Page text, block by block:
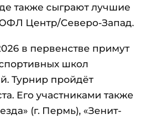
также сыграют лучшие
Центр/Северо-Запад.
в первенстве примут
школ
Турнир пройдёт
Его участниками также
(г. Пермь), «Зенит-